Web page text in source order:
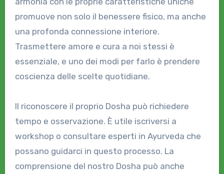
promuove non solo il benessere fisico, ma anche
una profonda connessione interiore.
Trasmettere amore e cura a noi stessi è
essenziale, e uno dei modi per farlo è prendere
coscienza delle scelte quotidiane.
Il riconoscere il proprio Dosha può richiedere
tempo e osservazione. È utile iscriversi a
workshop o consultare esperti in Ayurveda che
possano guidarci in questo processo. La
comprensione del nostro Dosha può anche